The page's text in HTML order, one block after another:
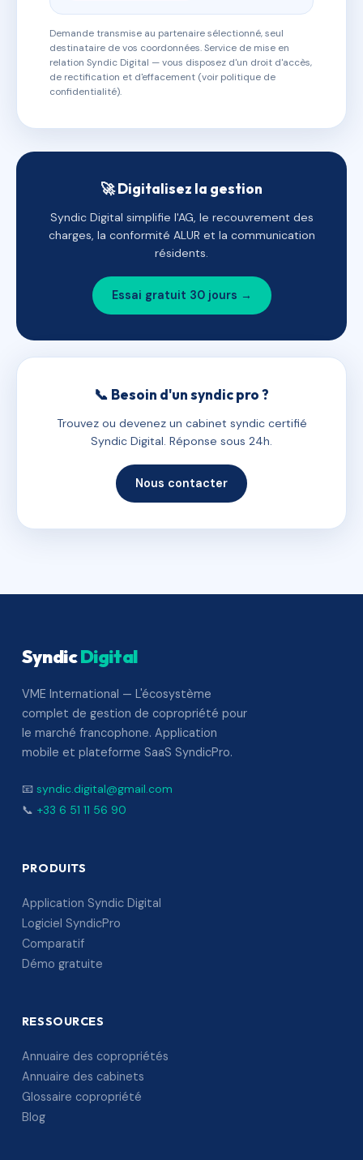
Demande transmise au partenaire sélectionné, seul
destinataire de vos coordonnées. Service de mise en
relation Syndic Digital — vous disposez d'un droit d'accès,
de rectification et d'effacement (voir politique de
confidentialité).
🚀 Digitalisez la gestion
Syndic Digital simplifie l'AG, le recouvrement des
charges, la conformité ALUR et la communication
résidents.
Essai gratuit 30 jours →
📞 Besoin d'un syndic pro ?
Trouvez ou devenez un cabinet syndic certifié
Syndic Digital. Réponse sous 24h.
Nous contacter
SyndicDigital
VME International — L'écosystème
complet de gestion de copropriété pour
le marché francophone. Application
mobile et plateforme SaaS SyndicPro.
📧 syndic.digital@gmail.com
📞 +33 6 51 11 56 90
PRODUITS
Application Syndic Digital
Logiciel SyndicPro
Comparatif
Démo gratuite
RESSOURCES
Annuaire des copropriétés
Annuaire des cabinets
Glossaire copropriété
Blog